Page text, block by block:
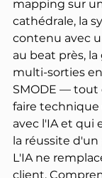
mapping sur
cathédrale, la
contenu avec
au beat près,
multi-sorties
SMODE — tout
faire technique
avec l'IA et qui
la réussite d'un
L'IA ne
client.